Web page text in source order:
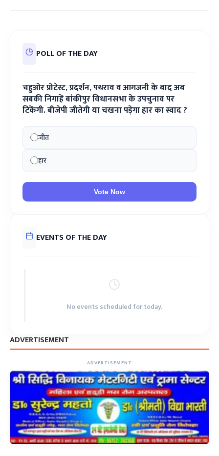
POLL OF THE DAY
चहुओर प्रोटेस्ट, प्रदर्शन, पथराव व आगजनी के बाद अब
सबकी निगाहें बांकीपुर विधानसभा के उपचुनाव पर
टिकेंगी. बीजेपी जीतेगी या चखना पड़ेगा हार का स्वाद ?
जीत
हार
Vote Now
EVENTS OF THE DAY
No events scheduled for today.
ADVERTISEMENT
ADVERTISEMENT